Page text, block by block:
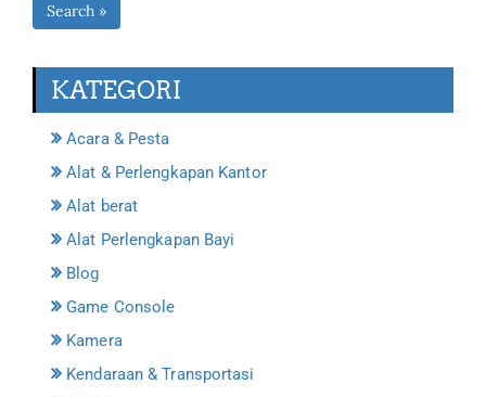
Search »
KATEGORI
Acara & Pesta
Alat & Perlengkapan Kantor
Alat berat
Alat Perlengkapan Bayi
Blog
Game Console
Kamera
Kendaraan & Transportasi